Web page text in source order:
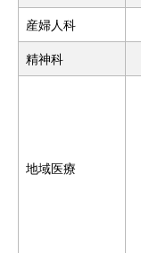
産婦人科
精神科
地域医療